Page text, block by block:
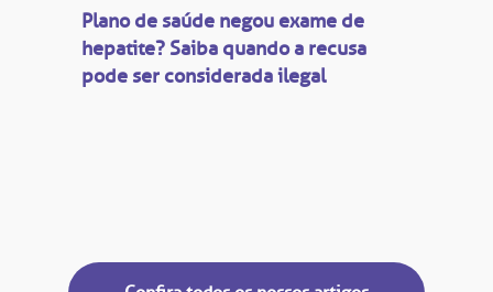
Plano de saúde negou exame de
hepatite? Saiba quando a recusa
pode ser considerada ilegal